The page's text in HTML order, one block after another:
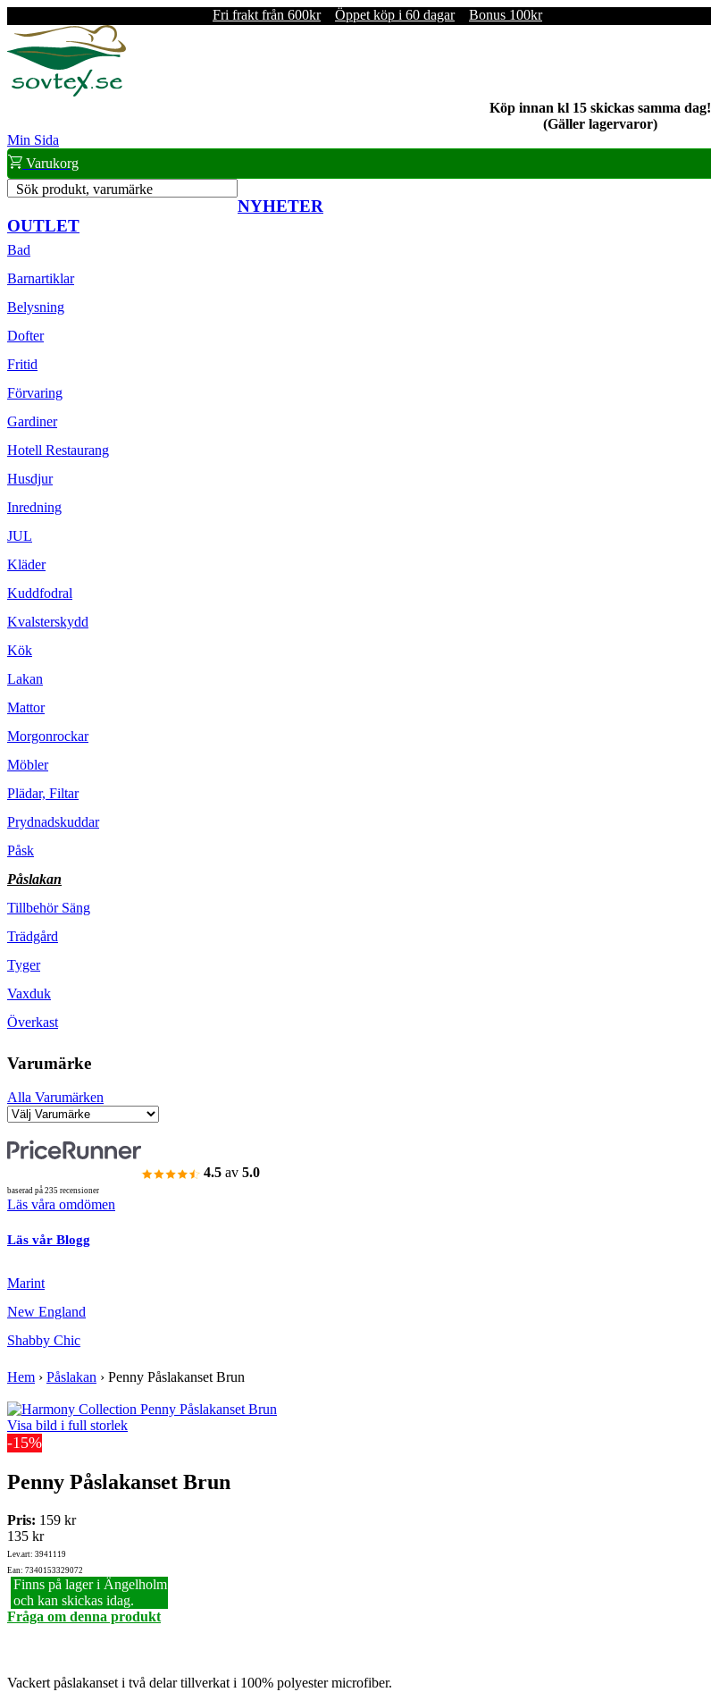
Fri frakt från 600kr Öppet köp i 60 dagar Bonus 100kr
Köp innan kl 15 skickas samma dag!
(Gäller lagervaror)
Min Sida
Varukorg
Sök produkt, varumärke
NYHETER
OUTLET
Bad
Barnartiklar
Belysning
Dofter
Fritid
Förvaring
Gardiner
Hotell Restaurang
Husdjur
Inredning
JUL
Kläder
Kuddfodral
Kvalsterskydd
Kök
Lakan
Mattor
Morgonrockar
Möbler
Plädar, Filtar
Prydnadskuddar
Påsk
Påslakan
Tillbehör Säng
Trädgård
Tyger
Vaxduk
Överkast
Varumärke
Alla Varumärken
4.5 av 5.0
baserad på 235 recensioner
Läs våra omdömen
Läs vår Blogg
Marint
New England
Shabby Chic
Hem › Påslakan › Penny Påslakanset Brun
Visa bild i full storlek
-15%
Penny Påslakanset Brun
Pris: 159 kr
135 kr
Lev.art: 3941119
Ean: 7340153329072
Finns på lager i Ängelholm
och kan skickas idag.
Fråga om denna produkt
Vackert påslakanset i två delar tillverkat i 100% polyester microfiber.